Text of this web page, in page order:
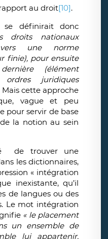
au droit[10].
se définirait donc
droits nationaux
une norme
finie), pour ensuite
(élément
juridiques
Mais cette approche
vague et peu
pour servir de base
la notion au sein
de trouver une
les dictionnaires,
« intégration
inexistante, qu’il
de langues ou des
Le mot intégration
« le placement
un ensemble de
lui appartenir,